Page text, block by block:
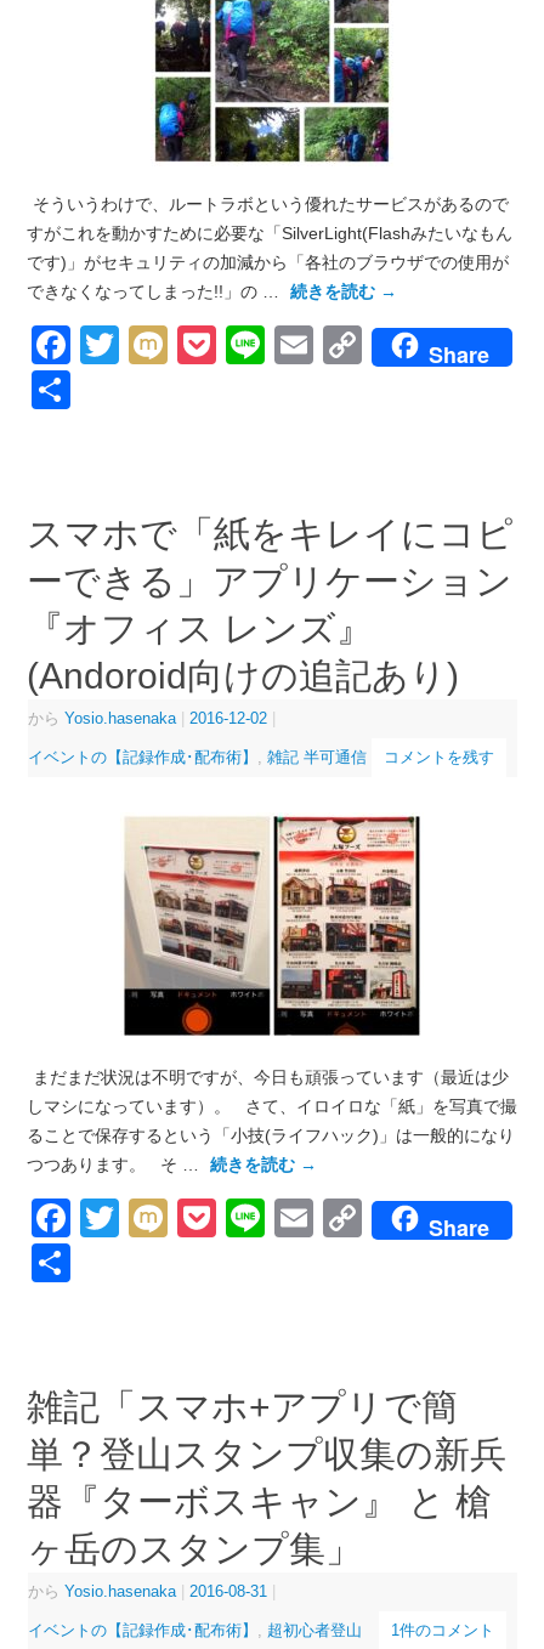
そういうわけで、ルートラボという優れたサービスがあるので
すがこれを動かすために必要な「SilverLight(Flashみたいなもん
です)」がセキュリティの加減から「各社のブラウザでの使用が
できなくなってしまった!!」の …
続きを読む →
Facebook
Twitter
MixiPocket
LineEmailCopyShare
スマホで「紙をキレイにコピ
ーできる」アプリケーション
『オフィス レンズ』
(Andoroid向けの追記あり)
から Yosio.hasenaka 2016-12-02
イベントの【記録作成･配布術】 , 雑記 半可通信 コメントを残す
まだまだ状況は不明ですが、今日も頑張っています（最近は少
しマシになっています）。 さて、イロイロな「紙」を写真で撮
ることで保存するという「小技(ライフハック)」は一般的になり
つつあります。 そ …
続きを読む →
Facebook
Twitter
MixiPocket
LineEmailCopyShare
雑記「スマホ+アプリで簡
単？登山スタンプ収集の新兵
器『ターボスキャン』 と 槍
ヶ岳のスタンプ集」
から Yosio.hasenaka 2016-08-31
イベントの【記録作成･配布術】 , 超初心者登山 1件のコメント